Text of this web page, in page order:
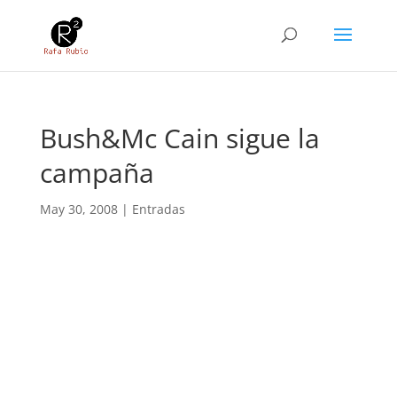
Bush&Mc Cain sigue la
campaña
May 30, 2008| Entradas